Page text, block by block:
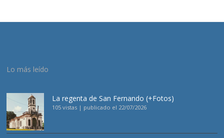
Lo más leído
La regenta de San Fernando (+Fotos)
105 vistas | publicado el 22/07/2026